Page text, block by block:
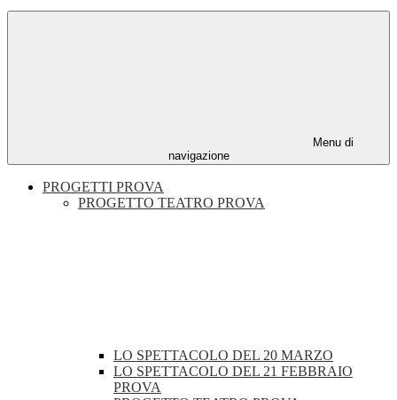
Menu di
navigazione
PROGETTI PROVA
PROGETTO TEATRO PROVA
LO SPETTACOLO DEL 20 MARZO
LO SPETTACOLO DEL 21 FEBBRAIO
PROVA